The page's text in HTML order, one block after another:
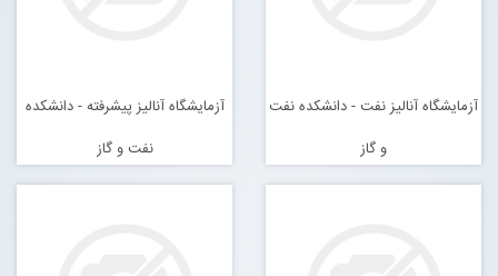
Open submenu (معرفی آزمایشگاه های تحقیقاتی)
آزمایشگاه آنالیز پیشرفته - دانشکده
نفت و گاز
آزمایشگاه آنالیز نفت - دانشکده نفت
و گاز